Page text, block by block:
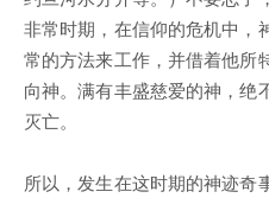
非常时期，在信仰的危机中，
常的方法来工作，并借着他所
向神。满有丰盛慈爱的神，绝
灭亡。
所以，发生在这时期的神迹奇